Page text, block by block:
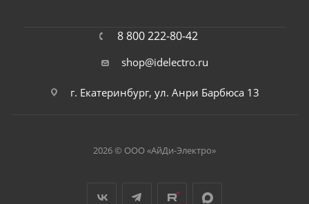
8 800 222-80-42
shop@idelectro.ru
г. Екатеринбург, ул. Анри Барбюса 13
2026 © ООО «АйДи-Электро»